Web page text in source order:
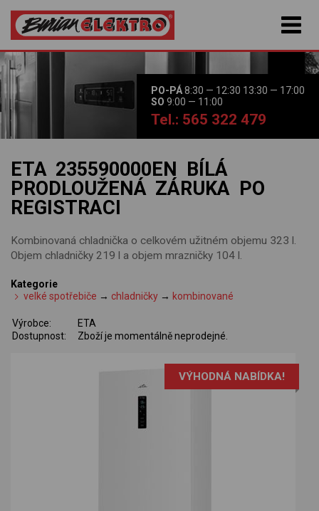
PO-PÁ8:30 — 12:30 13:30 — 17:00
SO 9:00 — 11:00
Tel.: 565 322 479
ETA 235590000EN BÍLÁ
PRODLOUŽENÁ ZÁRUKA PO
REGISTRACI
Kombinovaná chladnička o celkovém užitném objemu 323 l.
Objem chladničky 219 l a objem mrazničky 104 l.
Kategorie
velké spotřebiče → chladničky → kombinované
Výrobce:
ETA
Dostupnost:
Zboží je momentálně neprodejné.
VÝHODNÁ NABÍDKA!